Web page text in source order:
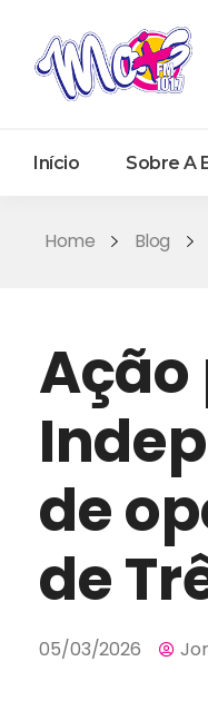
Início Sobre A
Home Blog
de
de
05/03/2026